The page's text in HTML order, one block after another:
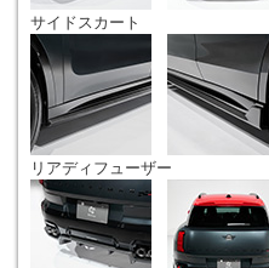
サイドスカート
リアディフューザー